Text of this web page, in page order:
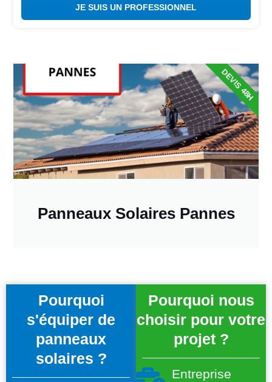
JE SUIS UN PROFESSIONNEL
Panneaux Solaires Pannes
DEVIS 48H
Pourquoi
s'équiper de
panneaux
solaires ?
Pourquoi nous
choisir pour votre
projet ?
Entreprise